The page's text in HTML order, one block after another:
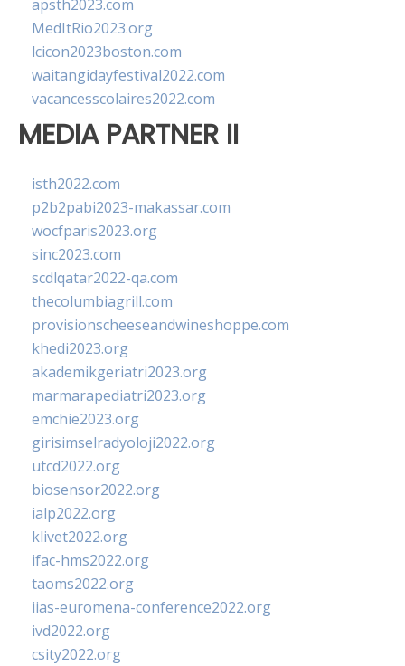
apsth2023.com
MedItRio2023.org
lcicon2023boston.com
waitangidayfestival2022.com
vacancesscolaires2022.com
MEDIA PARTNER II
isth2022.com
p2b2pabi2023-makassar.com
wocfparis2023.org
sinc2023.com
scdlqatar2022-qa.com
thecolumbiagrill.com
provisionscheeseandwineshoppe.com
khedi2023.org
akademikgeriatri2023.org
marmarapediatri2023.org
emchie2023.org
girisimselradyoloji2022.org
utcd2022.org
biosensor2022.org
ialp2022.org
klivet2022.org
ifac-hms2022.org
taoms2022.org
iias-euromena-conference2022.org
ivd2022.org
csity2022.org